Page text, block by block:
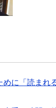
めに「読まれ